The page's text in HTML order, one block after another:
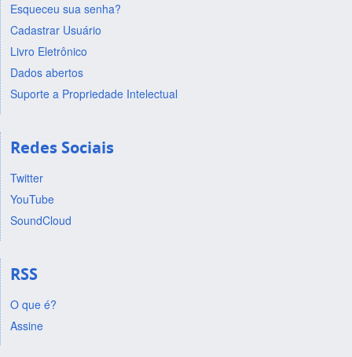
Esqueceu sua senha?
Cadastrar Usuário
Livro Eletrônico
Dados abertos
Suporte a Propriedade Intelectual
Redes Sociais
Twitter
YouTube
SoundCloud
RSS
O que é?
Assine